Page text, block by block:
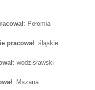
: Połomia
pracował: śląskie
: wodzisławski
: Mszana